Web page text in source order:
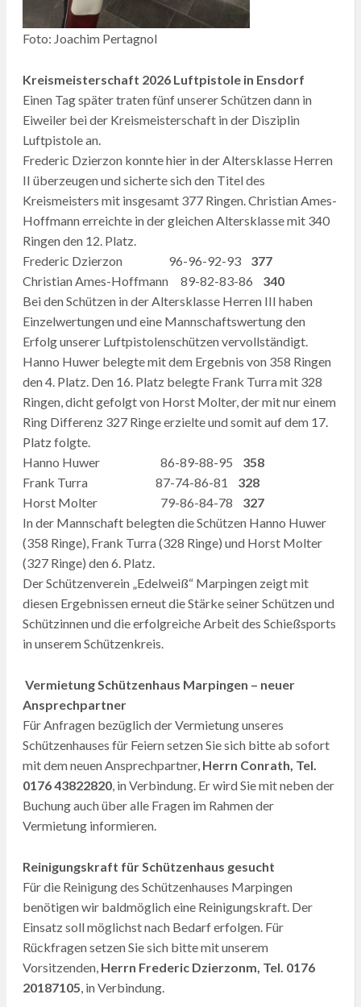
Foto: Joachim Pertagnol
Kreismeisterschaft 2026 Luftpistole in Ensdorf
Einen Tag später traten fünf unserer Schützen dann in
Eiweiler bei der Kreismeisterschaft in der Disziplin
Luftpistole an.
Frederic Dzierzon konnte hier in der Altersklasse Herren
II überzeugen und sicherte sich den Titel des
Kreismeisters mit insgesamt 377 Ringen. Christian Ames-
Hoffmann erreichte in der gleichen Altersklasse mit 340
Ringen den 12. Platz.
Frederic Dzierzon 96-96-92-93 377
Christian Ames-Hoffmann 89-82-83-86 340
Bei den Schützen in der Altersklasse Herren III haben
Einzelwertungen und eine Mannschaftswertung den
Erfolg unserer Luftpistolenschützen vervollständigt.
Hanno Huwer belegte mit dem Ergebnis von 358 Ringen
den 4. Platz. Den 16. Platz belegte Frank Turra mit 328
Ringen, dicht gefolgt von Horst Molter, der mit nur einem
Ring Differenz 327 Ringe erzielte und somit auf dem 17.
Platz folgte.
Hanno Huwer 86-89-88-95 358
Frank Turra 87-74-86-81 328
Horst Molter 79-86-84-78 327
In der Mannschaft belegten die Schützen Hanno Huwer
(358 Ringe), Frank Turra (328 Ringe) und Horst Molter
(327 Ringe) den 6. Platz.
Der Schützenverein „Edelweiß“ Marpingen zeigt mit
diesen Ergebnissen erneut die Stärke seiner Schützen und
Schützinnen und die erfolgreiche Arbeit des Schießsports
in unserem Schützenkreis.
Vermietung Schützenhaus Marpingen – neuer
Ansprechpartner
Für Anfragen bezüglich der Vermietung unseres
Schützenhauses für Feiern setzen Sie sich bitte ab sofort
mit dem neuen Ansprechpartner, Herrn Conrath, Tel.
0176 43822820, in Verbindung. Er wird Sie mit neben der
Buchung auch über alle Fragen im Rahmen der
Vermietung informieren.
Reinigungskraft für Schützenhaus gesucht
Für die Reinigung des Schützenhauses Marpingen
benötigen wir baldmöglich eine Reinigungskraft. Der
Einsatz soll möglichst nach Bedarf erfolgen. Für
Rückfragen setzen Sie sich bitte mit unserem
Vorsitzenden, Herrn Frederic Dzierzonm, Tel. 0176
20187105, in Verbindung.